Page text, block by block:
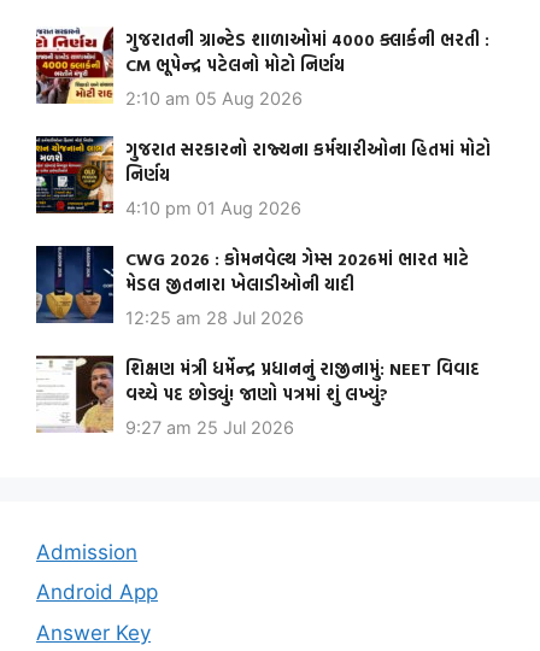
ગુજરાતની ગ્રાન્ટેડ શાળાઓમાં 4000 ક્લાર્કની ભરતી :
CM ભૂપેન્દ્ર પટેલનો મોટો નિર્ણય
2:10 am 05 Aug 2026
ગુજરાત સરકારનો રાજ્યના કર્મચારીઓના હિતમાં મોટો
નિર્ણય
4:10 pm 01 Aug 2026
CWG 2026 : કોમનવેલ્થ ગેમ્સ 2026માં ભારત માટે
મેડલ જીતનારા ખેલાડીઓની યાદી
12:25 am 28 Jul 2026
શિક્ષણ મંત્રી ધર્મેન્દ્ર પ્રધાનનું રાજીનામું: NEET વિવાદ
વચ્ચે પદ છોડ્યું! જાણો પત્રમાં શું લખ્યું?
9:27 am 25 Jul 2026
Admission
Android App
Answer Key